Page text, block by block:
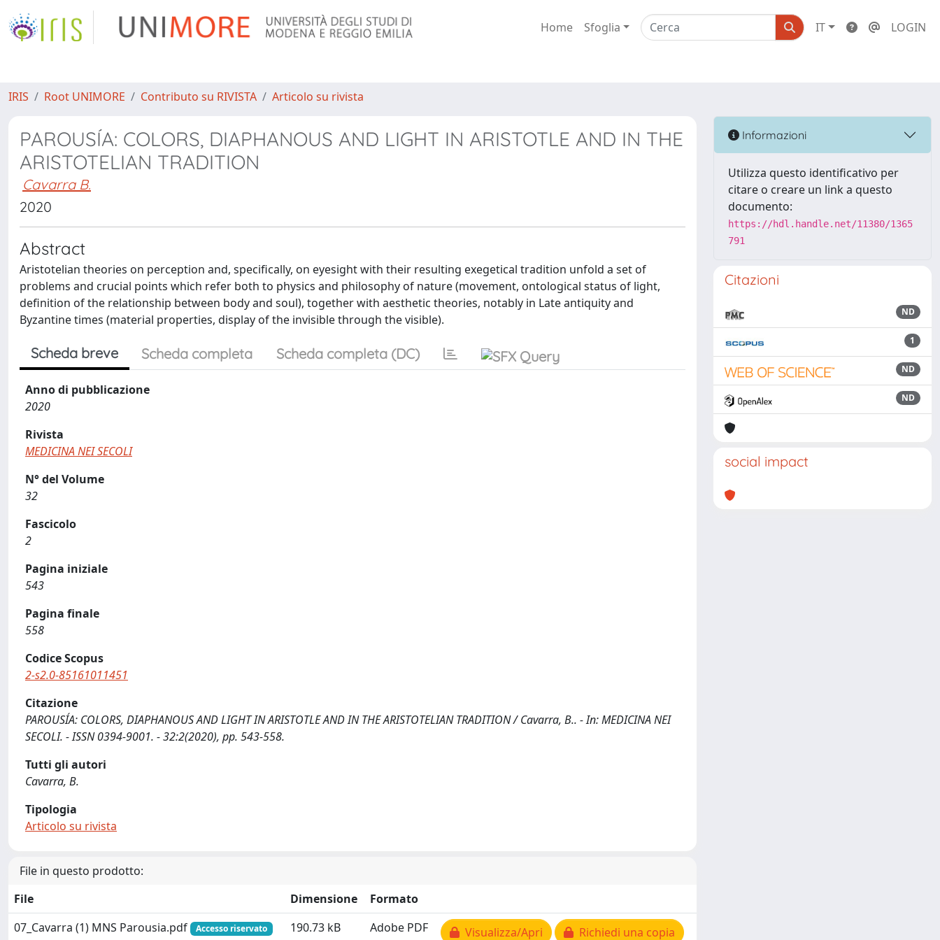
Home Sfoglia IT LOGIN
IRIS Root UNIMORE Contributo su RIVISTA Articolo su rivista
PAROUSÍA: COLORS, DIAPHANOUS AND LIGHT IN ARISTOTLE AND IN THE
ARISTOTELIAN TRADITION
Cavarra B.
2020
Abstract
Aristotelian theories on perception and, specifically, on eyesight with their resulting exegetical tradition unfold a set of
problems and crucial points which refer both to physics and philosophy of nature (movement, ontological status of light,
definition of the relationship between body and soul), together with aesthetic theories, notably in Late antiquity and
Byzantine times (material properties, display of the invisible through the visible).
Scheda breve Scheda completa Scheda completa (DC)
Anno di pubblicazione
2020
Rivista
MEDICINA NEI SECOLI
N° del Volume
32
Fascicolo
2
Pagina iniziale
543
Pagina finale
558
Codice Scopus
2-s2.0-85161011451
Citazione
PAROUSÍA: COLORS, DIAPHANOUS AND LIGHT IN ARISTOTLE AND IN THE ARISTOTELIAN TRADITION / Cavarra, B.. - In: MEDICINA NEI
SECOLI. - ISSN 0394-9001. - 32:2(2020), pp. 543-558.
Tutti gli autori
Cavarra, B.
Tipologia
Articolo su rivista
File in questo prodotto:
File
Dimensione
Formato
07_Cavarra (1) MNS Parousia.pdf
Accesso riservato 190.73 kB Adobe PDF Visualizza/Apri Richiedi una copia
Informazioni
Utilizza questo identificativo per
citare o creare un link a questo
documento:
https://hdl.handle.net/11380/1365
791
Citazioni
ND
1
ND
ND
social impact